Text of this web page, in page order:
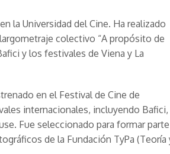
la Universidad del Cine. Ha realizado
colectivo “A propósito de
y los festivales de Viena y La
en el Festival de Cine de
internacionales, incluyendo Bafici,
Fue seleccionado para formar parte
de la Fundación TyPa (Teoría